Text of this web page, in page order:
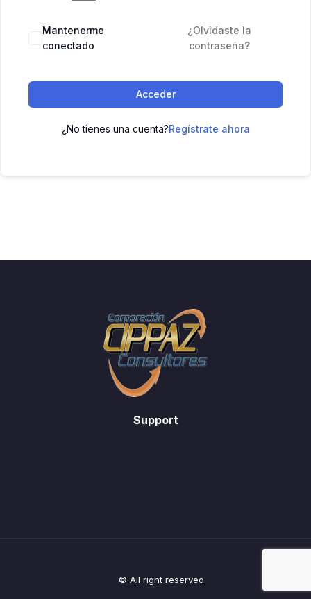
Mantenerme
conectado
¿Olvidaste la
contraseña?
Acceder
¿No tienes una cuenta?Regístrate ahora
Support
© All right reserved.